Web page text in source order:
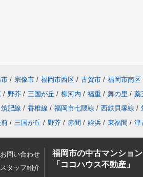
市 / 宗像市 / 福岡市西区 / 古賀市 / 福岡市南区
/ 野芥 / 三国が丘 / 柳河内 / 福重 / 舞の里 / 薬
筑肥線 / 香椎線 / 福岡市七隈線 / 西鉄貝塚線 /
/ 三国が丘 / 野芥 / 赤間 / 姪浜 / 東福間 / 津
お問い合わせ
スタッフ紹介
福岡市の中古マンショ
「ココハウス不動産」